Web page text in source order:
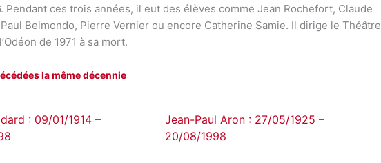
Pendant ces trois années, il eut des élèves comme Jean Rochefort, Claude
Belmondo, Pierre Vernier ou encore Catherine Samie. Il dirige le Théâtre
de 1971 à sa mort.
la même décennie
: 09/01/1914 –
Jean-Paul Aron : 27/05/1925 –
20/08/1998